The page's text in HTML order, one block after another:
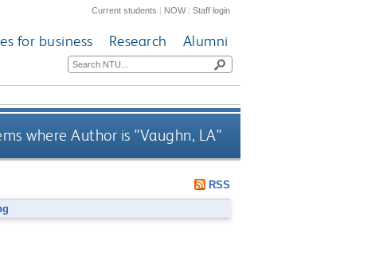
Current students | NOW|Staff login
for business Research Alumni
where Author is "Vaughn, LA"
RSS